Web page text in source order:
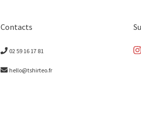
Contacts
02 59 16 17 81
hello@tshirteo.fr